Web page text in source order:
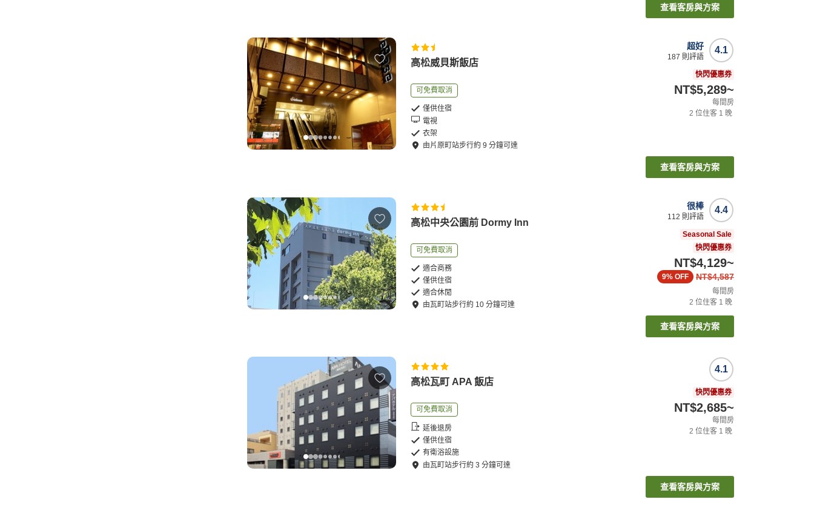
查看客房與方案
高松威貝斯飯店
可免費取消
僅供住宿
電視
衣架
由片原町站步行約9 分鐘可達
4.1
超好
187 則評語
快閃優惠券
NT$5,289~
每間房
2 位住客 1 晚
查看客房與方案
高松中央公園前 Dormy Inn
可免費取消
適合商務
僅供住宿
適合休閒
由瓦町站步行約 10 分鐘可達
4.4
很棒
112 則評語
Seasonal Sale
快閃優惠券
NT$4,129~
NT$4,587
9% OFF
每間房
2 位住客 1 晚
查看客房與方案
高松瓦町 APA 飯店
可免費取消
延後退房
僅供住宿
有衛浴設施
由瓦町站步行約3 分鐘可達
4.1
快閃優惠券
NT$2,685~
每間房
2 位住客 1 晚
查看客房與方案